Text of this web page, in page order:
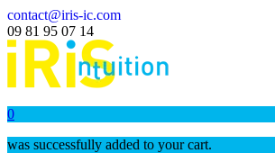
contact@iris-ic.com
09 81 95 07 14
0
was successfully added to your cart.